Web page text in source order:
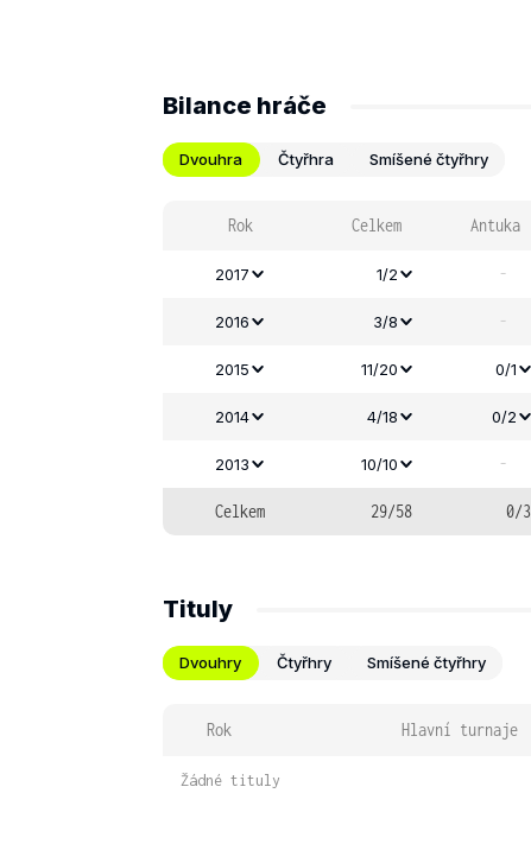
Bilance hráče
Dvouhra Čtyřhra Smíšené čtyřhry
Rok Celkem Antuka
2017 1/2 -
2016 3/8 -
2015 11/20 0/1
2014 4/18 0/2
2013 10/10 -
Celkem 29/58 0/3
Tituly
Dvouhry Čtyřhry Smíšené čtyřhry
Rok Hlavní turnaje
Žádné tituly